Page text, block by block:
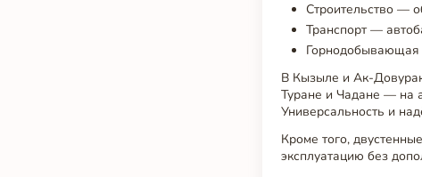
Строительство —
Транспорт —
Горнодобывающая
В Кызыле и Ак-
Туране и Чадане — на
Универсальность и
Кроме того,
эксплуатацию без